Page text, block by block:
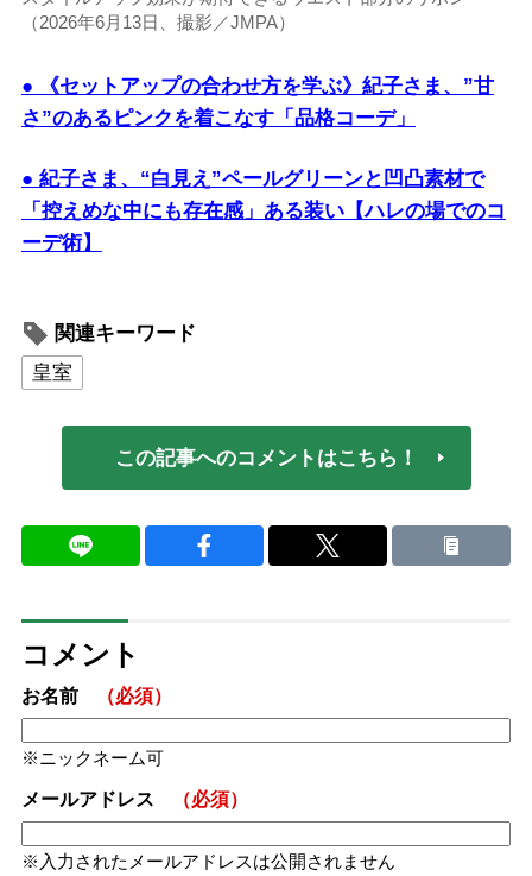
（2026年6月13日、撮影／JMPA）
● 《セットアップの合わせ方を学ぶ》紀子さま、”甘
さ”のあるピンクを着こなす「品格コーデ」
● 紀子さま、“白見え”ペールグリーンと凹凸素材で
「控えめな中にも存在感」ある装い【ハレの場でのコ
ーデ術】
関連キーワード
皇室
この記事へのコメントはこちら！
コメント
お名前 （必須）
ニックネーム可
メールアドレス （必須）
入力されたメールアドレスは公開されません